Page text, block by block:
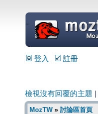
=
登入 註冊
檢視沒有回覆的主題
MozTW» 討論區首頁